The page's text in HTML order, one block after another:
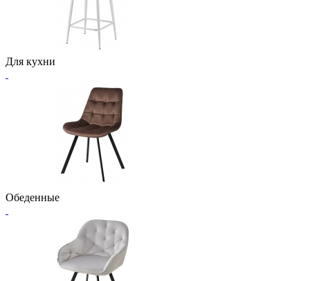
Для кухни
Обеденные